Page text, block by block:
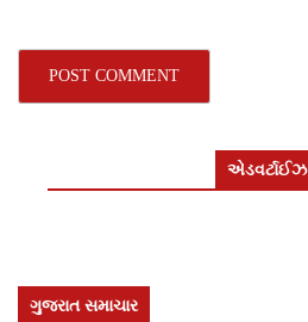
એડવર્ટાઈઝ
ગુજરાત સમાચાર